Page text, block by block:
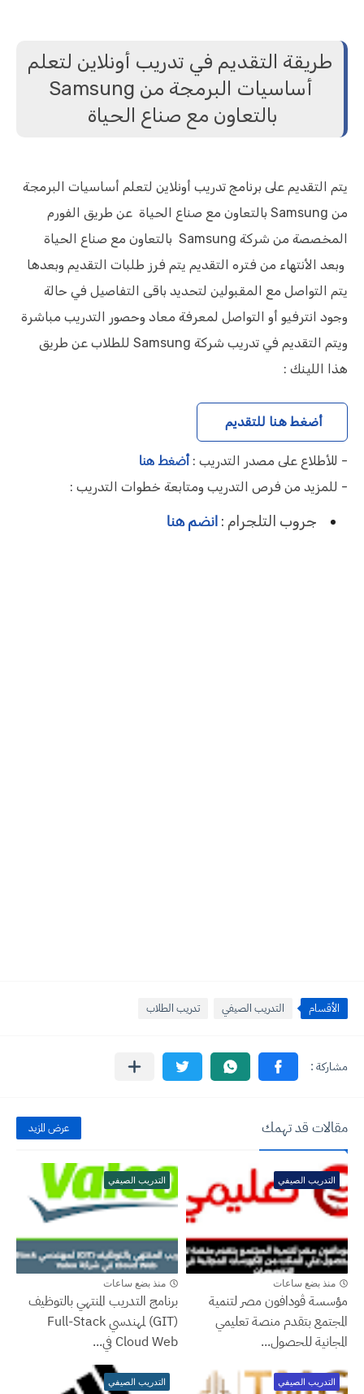
طريقة التقديم في تدريب أونلاين لتعلم
أساسيات البرمجة من Samsung
بالتعاون مع صناع الحياة
يتم التقديم على برنامج تدريب أونلاين لتعلم أساسيات البرمجة
من Samsung بالتعاون مع صناع الحياة عن طريق الفورم
المخصصة من شركة Samsung بالتعاون مع صناع الحياة
وبعد الأنتهاء من فتره التقديم يتم فرز طلبات التقديم وبعدها
يتم التواصل مع المقبولين لتحديد باقى التفاصيل في حالة
وجود انترفيو أو التواصل لمعرفة معاد وحصور التدريب مباشرة
ويتم التقديم في تدريب شركة Samsung للطلاب عن طريق
هذا اللينك :
أضغط هنا للتقديم
- للأطلاع على مصدر التدريب : أضغط هنا
- للمزيد من فرص التدريب ومتابعة خطوات التدريب :
جروب التلجرام : انضم هنا
الأقسام التدريب الصيفي تدريب الطلاب
مقالات قد تهمك عرض المزيد
التدريب الصيفي
منذ بضع ساعات
مؤسسة ڤودافون مصر لتنمية
المجتمع بتقدم منصة تعليمي
المجانية للحصول...
التدريب الصيفي
منذ بضع ساعات
برنامج التدريب المنتهي بالتوظيف
(GIT) لمهندسي Full-Stack
Cloud Web في...
التدريب الصيفي التدريب الصيفي